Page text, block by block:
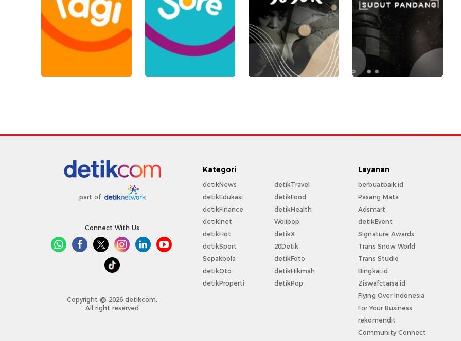
part of
Connect With Us
Copyright @ 2026 detikcom.
All right reserved
Kategori
detikNews
detikEdukasi
detikFinance
detikInet
detikHot
detikSport
Sepakbola
detikOto
detikProperti
detikTravel
detikFood
detikHealth
Wolipop
detikX
20Detik
detikFoto
detikHikmah
detikPop
Layanan
berbuatbaik.id
Pasang Mata
Adsmart
detikEvent
Signature Awards
Trans Snow World
Trans Studio
Bingkai.id
Ziswafctarsa.id
Flying Over Indonesia
For Your Business
rekomendit
Community Connect